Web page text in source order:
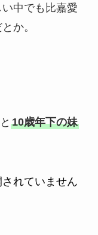
中でも比嘉愛
か。
と 10歳年下の妹
れていません